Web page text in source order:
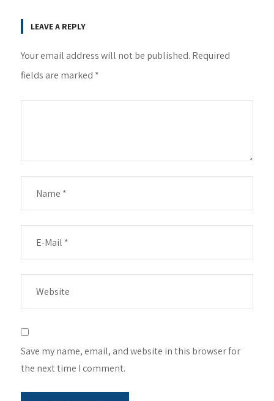
LEAVE A REPLY
Your email address will not be published. Required
fields are marked *
Save my name, email, and website in this browser for
the next time I comment.